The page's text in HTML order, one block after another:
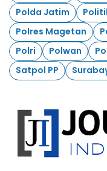
Polda Jatim
Polres Magetan
Polri
Polwan
Satpol PP